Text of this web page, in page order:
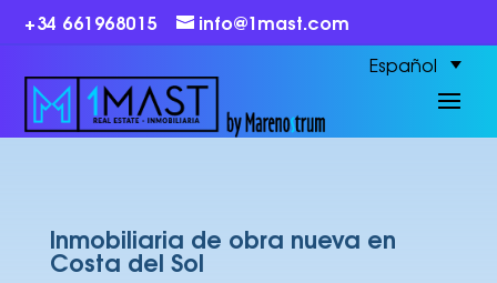
+34 661968015 info@1mast.com
Español
Inmobiliaria de obra nueva en
Costa del Sol